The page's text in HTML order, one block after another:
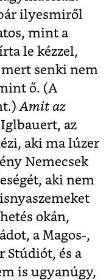
ilyesmiről
mint a
le kézzel,
mert senki nem
ő. (A
Amit az
az
aki ma lúzer
Nemecsek
aki nem
okán,
a Magos-,
Stúdiót, és a
is ugyanúgy,